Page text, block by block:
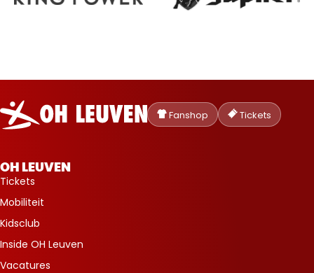
Oud-
Heverlee
Leuven
Fanshop Tickets
OH LEUVEN
Tickets
Mobiliteit
Kidsclub
Inside OH Leuven
Vacatures